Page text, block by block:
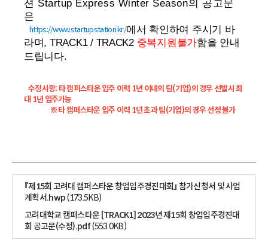
션 Startup Express Winter Season의 공고문
은
https://www.startupstation.kr/에서 확인하여 주시기 바
라며, TRACK1 / TRACK2 중복지원불가함을 안내
드립니다.
수정사항: 타 캠퍼스타운 입주 이력 1년 이내의 팀(기업)의 경우 선발시 최
대 1년 입주가능
※ 타 캠퍼스타운 입주 이력 1년 초과 팀(기업)의 경우 선정 불가
『제15회 고려대 캠퍼스타운 창업입주경진대회』 참가신청서 및 사업
계획서.hwp(173.5KB)
고려대학교 캠퍼스타운 [TRACK1] 2023년 제15회 창업입주경진대
회 공고문(수정).pdf(553.0KB)